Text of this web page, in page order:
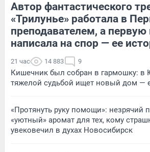
Автор фантастического
«Трилунье» работала в
преподавателем, а первую
написала на спор — ее
21 час 14 883 9
Кишечник был собран в гармошку: в
тяжелой судьбой ищет новый дом —
«Протянуть руку помощи»: незрячий
«уютный» аромат для тех, кому
увековечил в духах Новосибирск